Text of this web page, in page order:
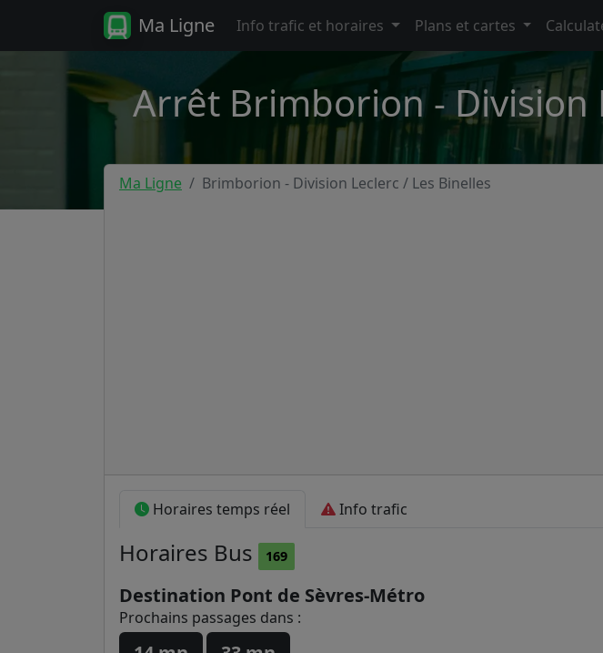
Ma Ligne Info trafic et horaires Plans et cartes
Arrêt Brimborion - Division
Ma Ligne Brimborion - Division Leclerc / Les Binelles
Horaires temps réel Info trafic
Horaires Bus 169
Destination Pont de Sèvres-Métro
Prochains passages dans :